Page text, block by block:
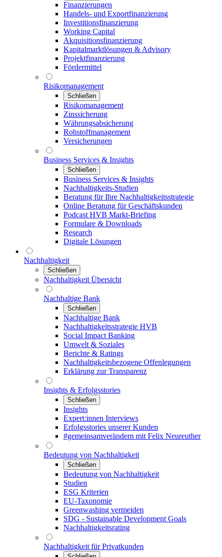
Finanzierungen
Handels- und Exportfinanzierung
Investitionsfinanzierung
Working Capital
Akquisitionsfinanzierung
Kapitalmarktlösungen & Advisory
Projektfinanzierung
Fördermittel
Risikomanagement
Schließen
Risikomanagement
Zinssicherung
Währungsabsicherung
Rohstoffmanagement
Versicherungen
Business Services & Insights
Schließen
Business Services & Insights
Nachhaltigkeits-Studien
Beratung für Ihre Nachhaltigkeitsstrategie
Online Beratung für Geschäftskunden
Podcast HVB Markt-Briefing
Formulare & Downloads
Research
Digitale Lösungen
Nachhaltigkeit
Schließen
Nachhaltigkeit Übersicht
Nachhaltige Bank
Schließen
Nachhaltige Bank
Nachhaltigkeitsstrategie HVB
Social Impact Banking
Umwelt & Soziales
Berichte & Ratings
Nachhaltigkeitsbezogene Offenlegungen
Erklärung zur Transparenz
Insights & Erfolgsstories
Schließen
Insights
Expert:innen Interviews
Erfolgsstories unserer Kunden
#gemeinsamverändern mit Felix Neureuther
Bedeutung von Nachhaltigkeit
Schließen
Bedeutung von Nachhaltigkeit
Studien
ESG Kriterien
EU-Taxonomie
Greenwashing vermeiden
SDG - Sustainable Development Goals
Nachhaltigkeitsrating
Nachhaltigkeit für Privatkunden